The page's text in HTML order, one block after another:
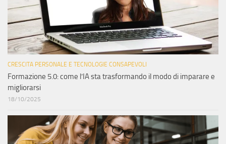
CRESCITA PERSONALE E TECNOLOGIE CONSAPEVOLI
Formazione 5.0: come l’IA sta trasformando il modo di imparare e
migliorarsi
18/10/2025